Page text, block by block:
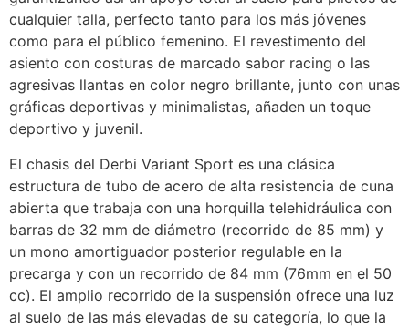
cualquier talla, perfecto tanto para los más jóvenes
como para el público femenino. El revestimento del
asiento con costuras de marcado sabor racing o las
agresivas llantas en color negro brillante, junto con unas
gráficas deportivas y minimalistas, añaden un toque
deportivo y juvenil.
El chasis del Derbi Variant Sport es una clásica
estructura de tubo de acero de alta resistencia de cuna
abierta que trabaja con una horquilla telehidráulica con
barras de 32 mm de diámetro (recorrido de 85 mm) y
un mono amortiguador posterior regulable en la
precarga y con un recorrido de 84 mm (76mm en el 50
cc). El amplio recorrido de la suspensión ofrece una luz
al suelo de las más elevadas de su categoría, lo que la